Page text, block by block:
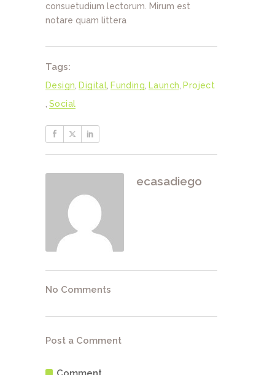
consuetudium lectorum. Mirum est
notare quam littera
Tags:
Design Digital Funding Launch Project
Social
ecasadiego
No Comments
Post a Comment